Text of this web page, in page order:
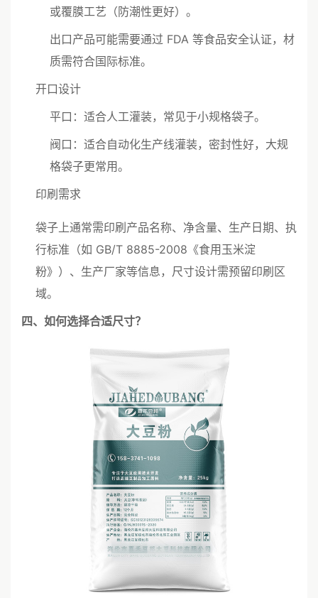
或覆膜工艺（防潮性更好）。
出口产品可能需要通过 FDA 等食品安全认证，材
质需符合国际标准。
开口设计
平口：适合人工灌装，常见于小规格袋子。
阀口：适合自动化生产线灌装，密封性好，大规
格袋子更常用。
印刷需求
袋子上通常需印刷产品名称、净含量、生产日期、执
行标准（如 GB/T 8885-2008《食用玉米淀
粉》）、生产厂家等信息，尺寸设计需预留印刷区
域。
四、如何选择合适尺寸？